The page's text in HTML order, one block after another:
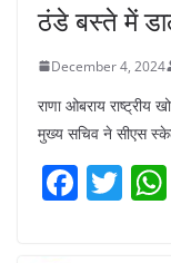
ठंडे बस्ते में
December 4, 2024
राणा ओबराय राष्ट्रीय
मुख्य सचिव ने सीएस
F T